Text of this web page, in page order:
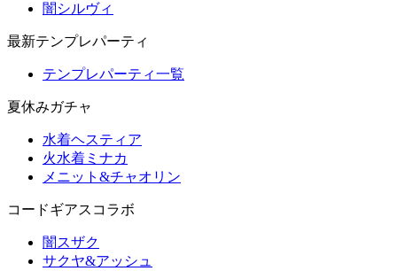
闇シルヴィ
最新テンプレパーティ
テンプレパーティ一覧
夏休みガチャ
水着ヘスティア
火水着ミナカ
メニット&チャオリン
コードギアスコラボ
闇スザク
サクヤ&アッシュ